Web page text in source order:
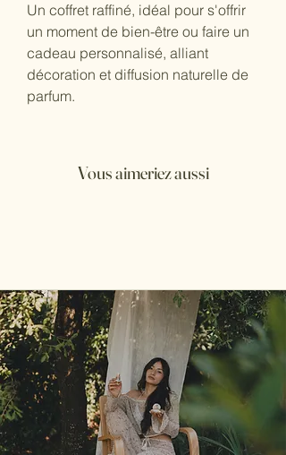
Un coffret raffiné, idéal pour s'offrir
un moment de bien-être ou faire un
cadeau personnalisé, alliant
décoration et diffusion naturelle de
parfum.
Vous aimeriez aussi